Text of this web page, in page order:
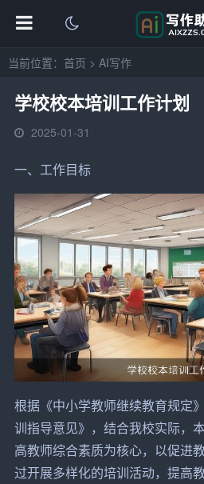
当前位置： 首页 > AI写作
学校校本培训工作计划
2025-01-31
一、工作目标
根据《中小学教师继续教育规定
训指导意见》，结合我校实际，
高教师综合素质为核心，以促进
过开展多样化的培训活动，提高